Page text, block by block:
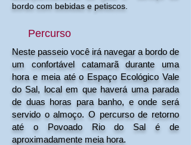
bordo com bebidas e petiscos. ​
Percurso
Neste passeio você irá navegar a bordo de
um confortável catamarã durante uma
hora e meia até o Espaço Ecológico Vale
do Sal, local em que haverá uma parada
de duas horas para banho, e onde será
servido o almoço. O percurso de retorno
até o Povoado Rio do Sal é de
aproximadamente meia hora.